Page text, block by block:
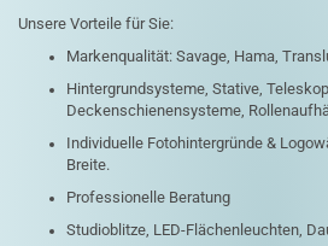
Unsere Vorteile für Sie:
Markenqualität: Savage, Hama,
Hintergrundsysteme, Stative,
Deckenschienensysteme,
Individuelle Fotohintergründe &
Breite.
Professionelle Beratung
Studioblitze, LED-Flächenleuchten,